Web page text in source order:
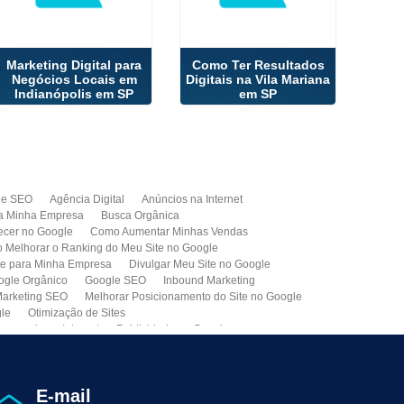
Marketing Digital para
Negócios Locais em
Indianópolis em SP
Como Ter Resultados
Digitais na Vila Mariana
em SP
SEO Agência Digital
Anúncios na Internet
Minha Empresa
Busca Orgânica
no Google
Como Aumentar Minhas Vendas
Melhorar o Ranking do Meu Site no Google
para Minha Empresa
Divulgar Meu Site no Google
Orgânico Google SEO
Inbound Marketing
SEO
Melhorar Posicionamento do Site no Google
Otimização de Sites
na Internet
Publicidade no Google
de Clientes
E-mail